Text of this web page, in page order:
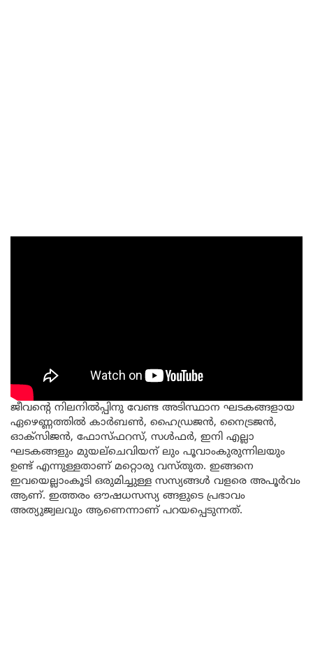
ജീവന്റെ നിലനിൽപ്പിനു വേണ്ട അടിസ്ഥാന ഘടകങ്ങളായ
ഏഴെണ്ണത്തിൽ കാർബൺ, ഹൈഡ്രജൻ, നൈട്രജൻ,
ഓക്സിജൻ, ഫോസ്ഫറസ്, സൾഫർ, ഇനി എല്ലാ
ഘടകങ്ങളും മുയല്ചെവിയന് ലും പൂവാംകുരുന്നിലയും
ഉണ്ട് എന്നുള്ളതാണ് മറ്റൊരു വസ്തുത. ഇങ്ങനെ
ഇവയെല്ലാംകൂടി ഒരുമിച്ചുള്ള സസ്യങ്ങൾ വളരെ അപൂർവം
ആണ്. ഇത്തരം ഔഷധസസ്യ ങ്ങളുടെ പ്രഭാവം
അത്യുജ്വലവും ആണെന്നാണ് പറയപ്പെടുന്നത്.